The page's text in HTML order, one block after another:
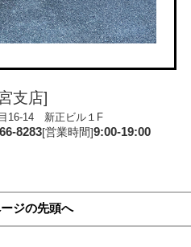
支店]
16-14 新正ビル１F
8283[営業時間]9:00-19:00
ジの先頭へ